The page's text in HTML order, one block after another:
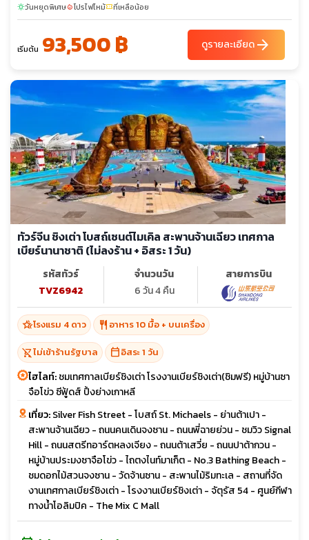
sunnyวันหยุดพิเศษlocal_fire_departmentโปรไฟไหม้confirmation_numberที่เหลือน้อย
เริ่มต้น 93,500 ฿ ดูรายละเอียดarrow_forward
ทัวร์จีน ชิงเต่า โบสถ์เซนต์ไมเคิล สะพานจ้านเฉียว เทศกาล
เบียร์นานาชาติ (ไม่ลงร้าน + อิสระ 1 วัน)
รหัสทัวร์
TVZ6942
จำนวนวัน
6 วัน 4 คืน
สายการบิน
hotel_classโรงแรม 4 ดาว restaurant อาหาร 10 มื้อ + บนเครื่อง
shopping_cart_offไม่เข้าร้านรัฐบาล calendar_todayอิสระ 1 วัน
ไฮไลท์:ชมเทศกาลเบียร์ชิงเต่า โรงงานเบียร์ชิงเต่า(ชิมฟรี) หมู่บ้านซา
จือโข่ว ซีฟู้ดส์ ปิ้งย่างเกาหลี
เที่ยว:Silver Fish Street - โบสถ์ St. Michaels - ย่านต้าเปา -
สะพานจ้านเฉียว - ถนนคนเดินจงซาน - ถนนพี่ฉายย่วน - ชมวิว Signal
Hill - ถนนสตรีทอาร์ตหลงเจียง - ถนนต้าเสวี่ย - ถนนปาต้ากวน -
หมู่บ้านประมงซาจือโข่ว - ไถตงไนท์มาเก็ต - No.3 Bathing Beach -
ชมดอกไม้สวนจงซาน - วัดจ้านซาน - สะพานไม้ริมทะเล - สถานที่จัด
งานเทศกาลเบียร์ชิงเต่า - โรงงานเบียร์ชิงเต่า - จัตุรัส 54 - ศูนย์กีฬา
ทางน้ำโอลิมปิค - The Mix C Mall